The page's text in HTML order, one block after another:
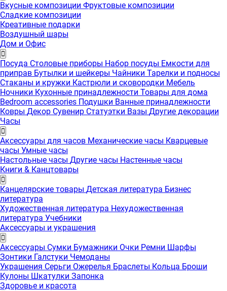
Вкусные композиции Фруктовые композиции
Сладкие композиции
Креативные подарки
Воздушный шары
Дом и Офис
Посуда Столовые приборы Набор посуды Емкости для
приправ Бутылки и шейкеры Чайники Тарелки и подносы
Стаканы и кружки Кастрюли и сковородки Мебель
Ночники Кухонные принадлежности Товары для дома
Bedroom accessories Подушки Ванные принадлежности
Ковры Декор Сувенир Статуэтки Вазы Другие декорации
Часы
Аксессуары для часов Механические часы Кварцевые
часы Умные часы
Настольные часы Другие часы Настенные часы
Книги & Канцтовары
Канцелярские товары Детская литература Бизнес
литература
Художественная литература Нехудожественная
литература Учебники
Аксессуары и украшения
Аксессуары Сумки Бумажники Очки Ремни Шарфы
Зонтики Галстуки Чемоданы
Украшения Серьги Ожерелья Браслеты Кольца Броши
Кулоны Шкатулки Запонка
Здоровье и красота